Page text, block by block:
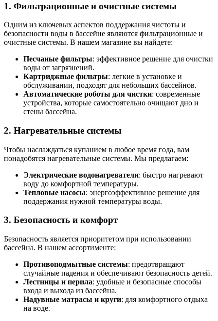
1. Фильтрационные и очистные системы
Одним из ключевых аспектов поддержания чистоты и
безопасности воды в бассейне являются фильтрационные и
очистные системы. В нашем магазине вы найдете:
Песчаные фильтры: эффективное решение для очистки
воды от загрязнений.
Картриджные фильтры: легкие в установке и
обслуживании, подходят для небольших бассейнов.
Автоматические роботы для чистки: современные
устройства, которые самостоятельно очищают дно и
стены бассейна.
2. Нагревательные системы
Чтобы наслаждаться купанием в любое время года, вам
понадобятся нагревательные системы. Мы предлагаем:
Электрические водонагреватели: быстро нагревают
воду до комфортной температуры.
Тепловые насосы: энергоэффективное решение для
поддержания нужной температуры воды.
3. Безопасность и комфорт
Безопасность является приоритетом при использовании
бассейна. В нашем ассортименте:
Противоподмытные системы: предотвращают
случайные падения и обеспечивают безопасность детей.
Лестницы и перила: удобные и безопасные способы
входа и выхода из бассейна.
Надувные матрасы и круги: для комфортного отдыха
на воде.